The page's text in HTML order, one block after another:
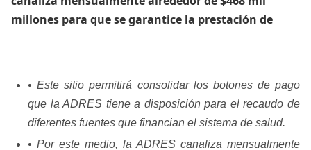
millones para que se garantice la prestación de
• Este sitio permitirá consolidar los botones de pago
que la ADRES tiene a disposición para el recaudo de
diferentes fuentes que financian el sistema de salud.
• Por este medio, la ADRES canaliza mensualmente